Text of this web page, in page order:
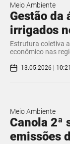
Meio Ambiente
Gestão da
irrigados
Estrutura coletiva
econômico nas
13.05.2026 |
Meio Ambiente
Canola 2ª
emissões